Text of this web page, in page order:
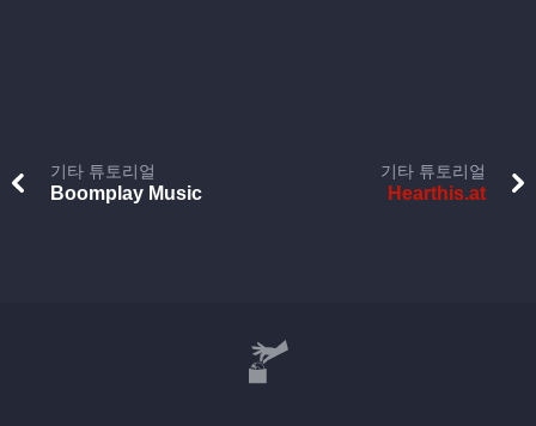
기타 튜토리얼
Boomplay Music
기타 튜토리얼
Hearthis.at